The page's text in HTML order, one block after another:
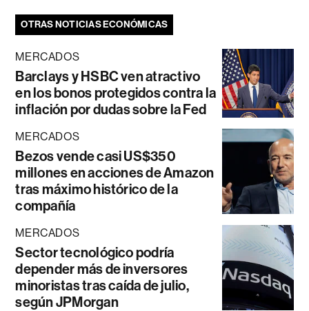
OTRAS NOTICIAS ECONÓMICAS
MERCADOS
Barclays y HSBC ven atractivo
en los bonos protegidos contra la
inflación por dudas sobre la Fed
MERCADOS
Bezos vende casi US$350
millones en acciones de Amazon
tras máximo histórico de la
compañía
MERCADOS
Sector tecnológico podría
depender más de inversores
minoristas tras caída de julio,
según JPMorgan